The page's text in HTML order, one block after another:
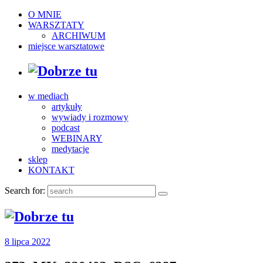
O MNIE
WARSZTATY
ARCHIWUM
miejsce warsztatowe
w mediach
artykuły
wywiady i rozmowy
podcast
WEBINARY
medytacje
sklep
KONTAKT
Search for:
8 lipca 2022